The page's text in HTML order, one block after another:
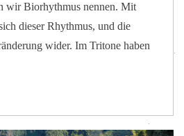
wir Biorhythmus nennen. Mit
dieser Rhythmus, und die
wider. Im Tritone haben
das die
wiederherstellt. Auf die